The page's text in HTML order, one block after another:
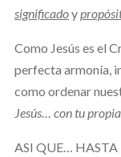
significadoy
Como Jesús es el
perfecta armonía,
como ordenar
Jesús… con tu
ASI QUE…